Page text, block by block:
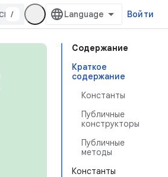
/ Войти
Содержание
Краткое
содержание
Константы
Публичные
конструкторы
Публичные
методы
Константы